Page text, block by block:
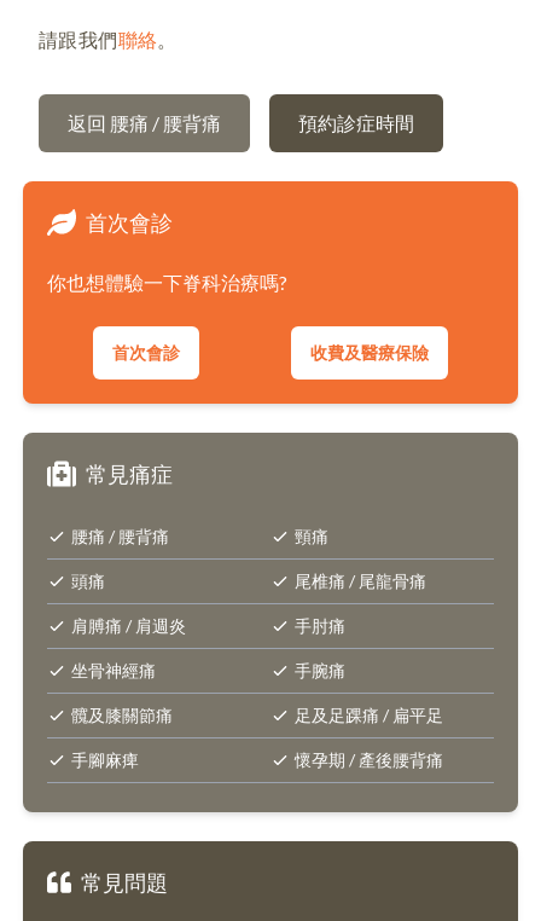
請跟我們聯絡。
返回 腰痛 / 腰背痛 預約診症時間
首次會診
你也想體驗一下脊科治療嗎?
首次會診 收費及醫療保險
常見痛症
腰痛 / 腰背痛 頸痛
頭痛 尾椎痛 / 尾龍骨痛
肩膊痛 / 肩週炎 手肘痛
坐骨神經痛 手腕痛
髖及膝關節痛 足及足踝痛 / 扁平足
手腳麻痺 懷孕期 / 產後腰背痛
常見問題